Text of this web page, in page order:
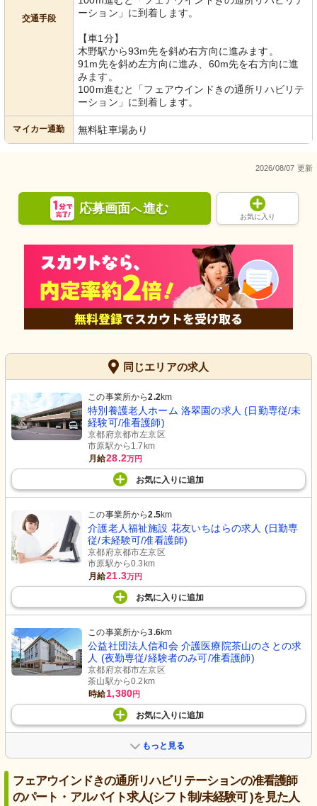
交通手段
ーション」に到着します。
【車1分】
木野駅から93m先を斜め右方向に進みます。
91m先を斜め左方向に進み、60m先を右方向に進
みます。
100m進むと「フェアウインドきの通所リハビリテ
ーション」に到着します。
マイカー通勤 無料駐車場あり
2026/08/07 更新
応募画面へ進む
お気に入り
同じエリアの求人
この事業所から2.2km
特別養護老人ホーム 洛翠園の求人 (日勤専従/未
経験可/准看護師)
京都府京都市左京区
市原駅から1.7km
月給28.2万円
お気に入り に追加
この事業所から2.5km
介護老人福祉施設 花友いちはらの求人 (日勤専
従/未経験可/准看護師)
京都府京都市左京区
市原駅から0.3km
月給21.3万円
お気に入り に追加
この事業所から3.6km
公益社団法人信和会 介護医療院茶山のさとの求
人 (夜勤専従/経験者のみ可/准看護師)
京都府京都市左京区
茶山駅から0.2km
時給1,380円
お気に入り に追加
もっと見る
フェアウインドきの通所リハビリテーションの准看護師
のパート・アルバイト求人(シフト制/未経験可 )を見た人